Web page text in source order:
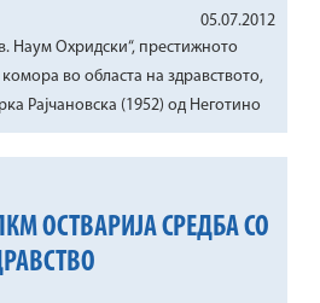
05.07.2012
Наум Охридски“, престижното
во областа на здравството,
Рајчановска (1952) од Неготино
ОСТВАРИЈА СРЕДБА СО